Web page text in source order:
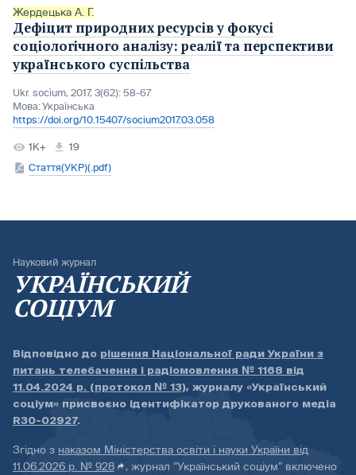
Жердецька А. Г.
Дефіцит природних ресурсів у фокусі
соціологічного аналізу: реалії та перспективи
українського суспільства
Ukr. socìum, 2017, 3(62): 58-67
Мова:Українська
https://doi.org/10.15407/socium2017.03.058
1K+
19
Стаття(УКР)(.pdf)
Науковий журнал
УКРАЇНСЬКИЙ
СОЦІУМ
Відповідно до рішення Національної ради України з
питань телебачення і радіомовлення № 1168 від
11.04.2024 р. (протокол № 13), журналу «Український
соціум» присвоєно ідентифікатор друкованого медіа
R30-02927.
Згідно з наказом Міністерства освіти і науки України від
11.06.2026 р. № 928
, журнал “Український соціум” включено